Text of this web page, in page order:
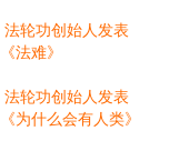
法轮功创始人发表
《法难》
法轮功创始人发表
《为什么会有人类》